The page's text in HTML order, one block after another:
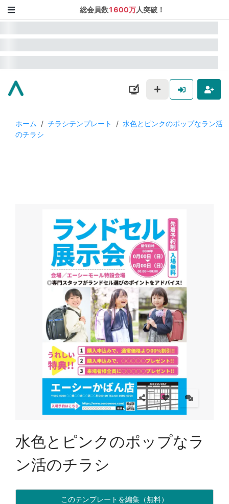
総会員数1600万人突破！
ホーム / チラシテンプレート / 水色とピンクのポップなラン活
のチラシ
水色とピンクのポップなラ
ン活のチラシ
このテンプレートを編集（無料）